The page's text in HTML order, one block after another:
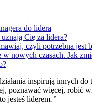
do lidera
Cię za lidera?
czyli potrzebna jest
w nowych czasach. Jak
inspirują innych do
poznawać więcej, robić
jesteś liderem.”